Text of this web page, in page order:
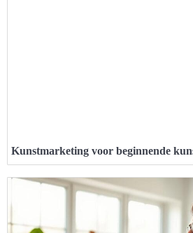
Kunstmarketing voor beginnende